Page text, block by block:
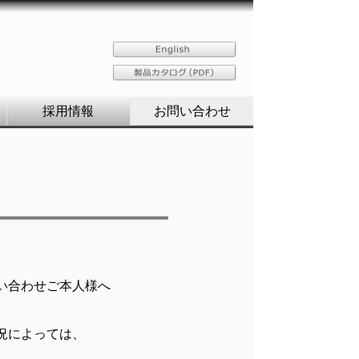
採用情報 お問い合わせ
合わせご本人様へ
よっては、